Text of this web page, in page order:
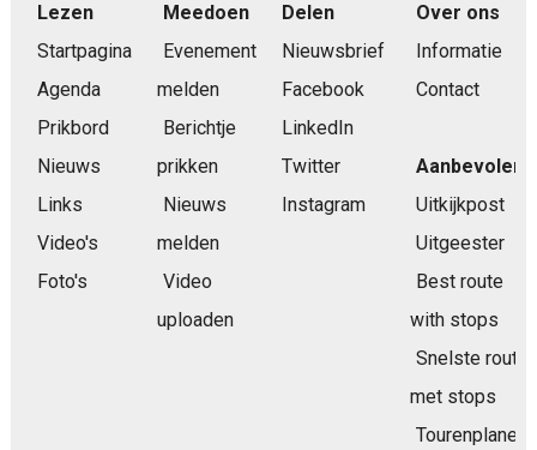
Lezen
Startpagina
Agenda
Prikbord
Nieuws
Links
Video's
Foto's
Meedoen
Evenement
melden
Berichtje
prikken
Nieuws
melden
Video
uploaden
Delen
Nieuwsbrief
Facebook
LinkedIn
Twitter
Instagram
Over ons
Informatie
Contact
Aanbevolen
Uitkijkpost
Uitgeester
Best route
with stops
Snelste route
met stops
Tourenplaner